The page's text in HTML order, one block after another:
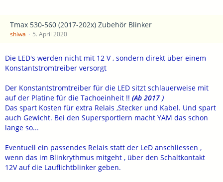
Tmax 530-560 (2017-202x) Zubehör Blinker
shiwa 5. April 2020
Die LED's werden nicht mit 12 V , sondern direkt über einem
Konstantstromtreiber versorgt
Der Konstantstromtreiber für die LED sitzt schlauerweise mit
auf der Platine für die Tachoeinheit !! (Ab 2017 )
Das spart Kosten für extra Relais ,Stecker und Kabel. Und spart
auch Gewicht. Bei den Supersportlern macht YAM das schon
lange so...
Eventuell ein passendes Relais statt der LeD anschliessen ,
wenn das im Blinkrythmus mitgeht , über den Schaltkontakt
12V auf die Lauflichtblinker geben.